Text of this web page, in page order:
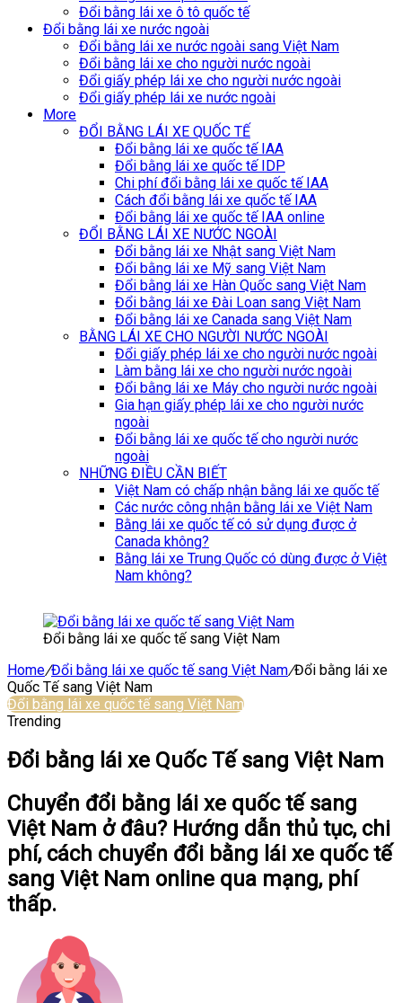
Đổi bằng lái xe ô tô quốc tế
Đổi bằng lái xe nước ngoài
Đổi bằng lái xe nước ngoài sang Việt Nam
Đổi bằng lái xe cho người nước ngoài
Đổi giấy phép lái xe cho người nước ngoài
Đổi giấy phép lái xe nước ngoài
More
ĐỔI BẰNG LÁI XE QUỐC TẾ
Đổi bằng lái xe quốc tế IAA
Đổi bằng lái xe quốc tế IDP
Chi phí đổi bằng lái xe quốc tế IAA
Cách đổi bằng lái xe quốc tế IAA
Đổi bằng lái xe quốc tế IAA online
ĐỔI BẰNG LÁI XE NƯỚC NGOÀI
Đổi bằng lái xe Nhật sang Việt Nam
Đổi bằng lái xe Mỹ sang Việt Nam
Đổi bằng lái xe Hàn Quốc sang Việt Nam
Đổi bằng lái xe Đài Loan sang Việt Nam
Đổi bằng lái xe Canada sang Việt Nam
BẰNG LÁI XE CHO NGƯỜI NƯỚC NGOÀI
Đổi giấy phép lái xe cho người nước ngoài
Làm bằng lái xe cho người nước ngoài
Đổi bằng lái xe Máy cho người nước ngoài
Gia hạn giấy phép lái xe cho người nước
ngoài
Đổi bằng lái xe quốc tế cho người nước
ngoài
NHỮNG ĐIỀU CẦN BIẾT
Việt Nam có chấp nhận bằng lái xe quốc tế
Các nước công nhận bằng lái xe Việt Nam
Bằng lái xe quốc tế có sử dụng được ở
Canada không?
Bằng lái xe Trung Quốc có dùng được ở Việt
Nam không?
Đổi bằng lái xe quốc tế sang Việt Nam
Home/Đổi bằng lái xe quốc tế sang Việt Nam/Đổi bằng lái xe
Quốc Tế sang Việt Nam
Đổi bằng lái xe quốc tế sang Việt Nam
Trending
Đổi bằng lái xe Quốc Tế sang Việt Nam
Chuyển đổi bằng lái xe quốc tế sang
Việt Nam ở đâu? Hướng dẫn thủ tục, chi
phí, cách chuyển đổi bằng lái xe quốc tế
sang Việt Nam online qua mạng, phí
thấp.